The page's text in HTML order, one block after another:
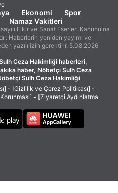
Ekonomi
Spor
Namaz Vakitleri
Fikir ve Sanat Eserleri Kanunu'na
Haberlerin yeniden yayımı ve
yazılı izin gerektirir. 5.08.2026
Ceza Hakimliği haberleri,
haber, Nöbetçi Sulh Ceza
Sulh Ceza Hakimliği
- [Gizlilik ve Çerez Politikası] -
- [Ziyaretçi Aydınlatma